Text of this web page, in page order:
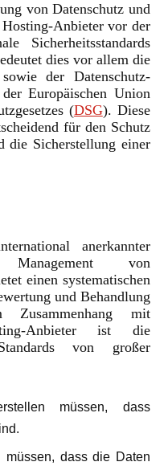
von Datenschutz und
Anbieter vor der
Sicherheitsstandards
dies vor allem die
der Datenschutz-
Europäischen Union
(DSG). Diese
für den Schutz
die Sicherstellung einer
anerkannter
von
einen systematischen
und Behandlung
Zusammenhang mit
Anbieter ist die
von großer
müssen, dass
müssen, dass die Daten